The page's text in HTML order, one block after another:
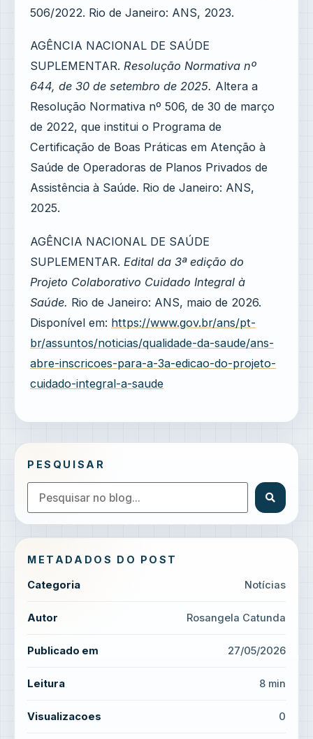
506/2022. Rio de Janeiro: ANS, 2023.
AGÊNCIA NACIONAL DE SAÚDE
SUPLEMENTAR. Resolução Normativa nº
644, de 30 de setembro de 2025. Altera a
Resolução Normativa nº 506, de 30 de março
de 2022, que institui o Programa de
Certificação de Boas Práticas em Atenção à
Saúde de Operadoras de Planos Privados de
Assistência à Saúde. Rio de Janeiro: ANS,
2025.
AGÊNCIA NACIONAL DE SAÚDE
SUPLEMENTAR. Edital da 3ª edição do
Projeto Colaborativo Cuidado Integral à
Saúde. Rio de Janeiro: ANS, maio de 2026.
Disponível em: https://www.gov.br/ans/pt-
br/assuntos/noticias/qualidade-da-saude/ans-
abre-inscricoes-para-a-3a-edicao-do-projeto-
cuidado-integral-a-saude
PESQUISAR
METADADOS DO POST
Categoria Notícias
Autor Rosangela Catunda
Publicado em 27/05/2026
Leitura 8 min
Visualizacoes 0